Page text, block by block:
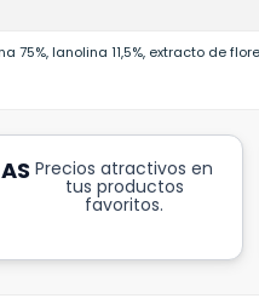
75%, lanolina 11,5%, extracto de
Precios atractivos en
tus productos
favoritos.